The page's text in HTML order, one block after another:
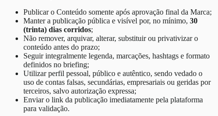
Publicar o Conteúdo somente após aprovação final da Marca;
Manter a publicação pública e visível por, no mínimo, 30
(trinta) dias corridos;
Não remover, arquivar, alterar, substituir ou privativizar o
conteúdo antes do prazo;
Seguir integralmente legenda, marcações, hashtags e formato
definidos no briefing;
Utilizar perfil pessoal, público e autêntico, sendo vedado o
uso de contas falsas, secundárias, empresariais ou geridas por
terceiros, salvo autorização expressa;
Enviar o link da publicação imediatamente pela plataforma
para validação.